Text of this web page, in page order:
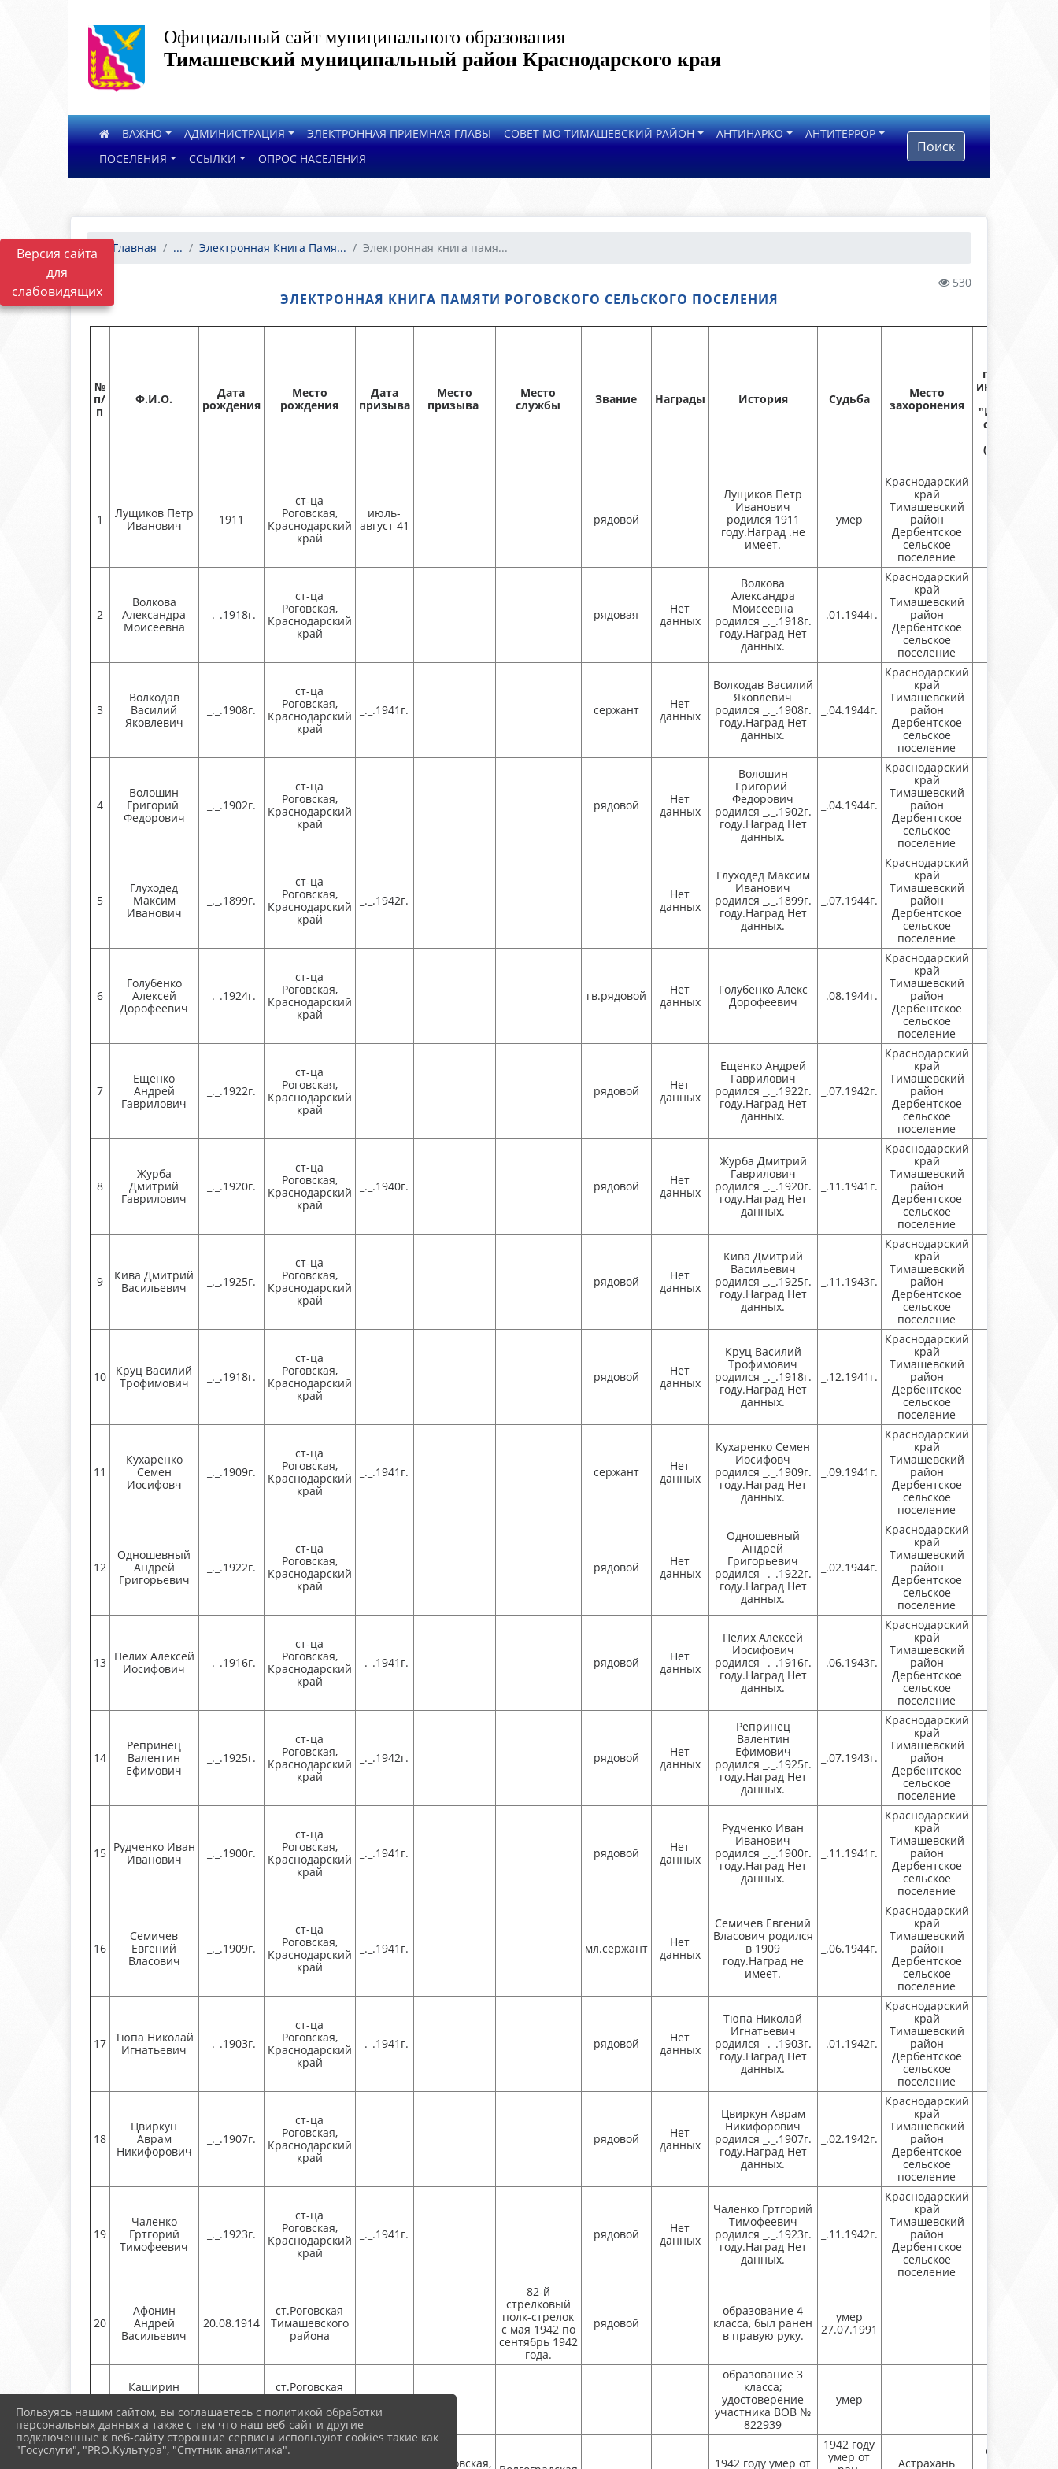
Версия сайта
для
слабовидящих
Официальный сайт муниципального образования
Тимашевский муниципальный район Краснодарского края
ВАЖНО АДМИНИСТРАЦИЯ ЭЛЕКТРОННАЯ ПРИЕМНАЯ ГЛАВЫ СОВЕТ МО ТИМАШЕВСКИЙ РАЙОН АНТИНАРКО
АНТИТЕРРОР
ПОСЕЛЕНИЯ
ССЫЛКИ ОПРОС НАСЕЛЕНИЯ
Поиск
Главная ... Электронная Книга Памя... Электронная книга памя...
530
ЭЛЕКТРОННАЯ КНИГА ПАМЯТИ РОГОВСКОГО СЕЛЬСКОГО ПОСЕЛЕНИЯ
№
п/
п
Ф.И.О.
Дата
рождения
Место
рождения
Дата
призыва
Место
призыва
Место
службы
Звание Награды История Судьба
Место
захоронения
сервис
(https://
1
Лущиков Петр
Иванович
1911
ст-ца
Роговская,
Краснодарский
край
июль-
август 41
рядовой
Лущиков Петр
Иванович
родился 1911
году.Наград .не
имеет.
умер
Краснодарский
край
Тимашевский
район
Дербентское
сельское
поселение
2
Волкова
Александра
Моисеевна
_._.1918г.
ст-ца
Роговская,
Краснодарский
край
рядовая
Нет
данных
Волкова
Александра
Моисеевна
родился _._.1918г.
году.Наград Нет
данных.
_.01.1944г.
Краснодарский
край
Тимашевский
район
Дербентское
сельское
поселение
3
Волкодав
Василий
Яковлевич
_._.1908г.
ст-ца
Роговская,
Краснодарский
край
_._.1941г. сержант
Нет
данных
Волкодав Василий
Яковлевич
родился _._.1908г.
году.Наград Нет
данных.
_.04.1944г.
Краснодарский
край
Тимашевский
район
Дербентское
сельское
поселение
4
Волошин
Григорий
Федорович
_._.1902г.
ст-ца
Роговская,
Краснодарский
край
рядовой
Нет
данных
Волошин
Григорий
Федорович
родился _._.1902г.
году.Наград Нет
данных.
_.04.1944г.
Краснодарский
край
Тимашевский
район
Дербентское
сельское
поселение
5
Глуходед
Максим
Иванович
_._.1899г.
ст-ца
Роговская,
Краснодарский
край
_._.1942г.
Нет
данных
Глуходед Максим
Иванович
родился _._.1899г.
году.Наград Нет
данных.
_.07.1944г.
Краснодарский
край
Тимашевский
район
Дербентское
сельское
поселение
6
Голубенко
Алексей
Дорофеевич
_._.1924г.
ст-ца
Роговская,
Краснодарский
край
гв.рядовой
Нет
данных
Голубенко Алекс
Дорофеевич
_.08.1944г.
Краснодарский
край
Тимашевский
район
Дербентское
сельское
поселение
7
Ещенко
Андрей
Гаврилович
_._.1922г.
ст-ца
Роговская,
Краснодарский
край
рядовой
Нет
данных
Ещенко Андрей
Гаврилович
родился _._.1922г.
году.Наград Нет
данных.
_.07.1942г.
Краснодарский
край
Тимашевский
район
Дербентское
сельское
поселение
8
Журба
Дмитрий
Гаврилович
_._.1920г.
ст-ца
Роговская,
Краснодарский
край
_._.1940г. рядовой
Нет
данных
Журба Дмитрий
Гаврилович
родился _._.1920г.
году.Наград Нет
данных.
_.11.1941г.
Краснодарский
край
Тимашевский
район
Дербентское
сельское
поселение
9
Кива Дмитрий
Васильевич
_._.1925г.
ст-ца
Роговская,
Краснодарский
край
рядовой
Нет
данных
Кива Дмитрий
Васильевич
родился _._.1925г.
году.Наград Нет
данных.
_.11.1943г.
Краснодарский
край
Тимашевский
район
Дербентское
сельское
поселение
10
Круц Василий
Трофимович
_._.1918г.
ст-ца
Роговская,
Краснодарский
край
рядовой
Нет
данных
Круц Василий
Трофимович
родился _._.1918г.
году.Наград Нет
данных.
_.12.1941г.
Краснодарский
край
Тимашевский
район
Дербентское
сельское
поселение
11
Кухаренко
Семен
Иосифовч
_._.1909г.
ст-ца
Роговская,
Краснодарский
край
_._.1941г. сержант
Нет
данных
Кухаренко Семен
Иосифовч
родился _._.1909г.
году.Наград Нет
данных.
_.09.1941г.
Краснодарский
край
Тимашевский
район
Дербентское
сельское
поселение
12
Одношевный
Андрей
Григорьевич
_._.1922г.
ст-ца
Роговская,
Краснодарский
край
рядовой
Нет
данных
Одношевный
Андрей
Григорьевич
родился _._.1922г.
году.Наград Нет
данных.
_.02.1944г.
Краснодарский
край
Тимашевский
район
Дербентское
сельское
поселение
13 Пелих Алексей
Иосифович
_._.1916г.
ст-ца
Роговская,
Краснодарский
край
_._.1941г. рядовой
Нет
данных
Пелих Алексей
Иосифович
родился _._.1916г.
году.Наград Нет
данных.
_.06.1943г.
Краснодарский
край
Тимашевский
район
Дербентское
сельское
поселение
14
Репринец
Валентин
Ефимович
_._.1925г.
ст-ца
Роговская,
Краснодарский
край
_._.1942г. рядовой
Нет
данных
Репринец
Валентин
Ефимович
родился _._.1925г.
году.Наград Нет
данных.
_.07.1943г.
Краснодарский
край
Тимашевский
район
Дербентское
сельское
поселение
15 Рудченко Иван
Иванович
_._.1900г.
ст-ца
Роговская,
Краснодарский
край
_._.1941г. рядовой
Нет
данных
Рудченко Иван
Иванович
родился _._.1900г.
году.Наград Нет
данных.
_.11.1941г.
Краснодарский
край
Тимашевский
район
Дербентское
сельское
поселение
16
Семичев
Евгений
Власович
_._.1909г.
ст-ца
Роговская,
Краснодарский
край
_._.1941г. мл.сержант
Нет
данных
Семичев Евгений
Власович родился
в 1909
году.Наград не
имеет.
_.06.1944г.
Краснодарский
край
Тимашевский
район
Дербентское
сельское
поселение
17 Тюпа Николай
Игнатьевич
_._.1903г.
ст-ца
Роговская,
Краснодарский
край
_._.1941г. рядовой
Нет
данных
Тюпа Николай
Игнатьевич
родился _._.1903г.
году.Наград Нет
данных.
_.01.1942г.
Краснодарский
край
Тимашевский
район
Дербентское
сельское
поселение
18
Цвиркун
Аврам
Никифорович
_._.1907г.
ст-ца
Роговская,
Краснодарский
край
рядовой
Нет
данных
Цвиркун Аврам
Никифорович
родился _._.1907г.
году.Наград Нет
данных.
_.02.1942г.
Краснодарский
край
Тимашевский
район
Дербентское
сельское
поселение
19
Чаленко
Гртгорий
Тимофеевич
_._.1923г.
ст-ца
Роговская,
Краснодарский
край
_._.1941г. рядовой
Нет
данных
Чаленко Гртгорий
Тимофеевич
родился _._.1923г.
году.Наград Нет
данных.
_.11.1942г.
Краснодарский
край
Тимашевский
район
Дербентское
сельское
поселение
20
Афонин
Андрей
Васильевич
20.08.1914
ст.Роговская
Тимашевского
района
82-й
стрелковый
полк-стрелок
с мая 1942 по
сентябрь 1942
года.
рядовой
образование 4
класса, был ранен
в правую руку.
умер
27.07.1991
21
Каширин
Сергей
Илларионович
07.11.1907
ст.Роговская
Тимашевского
района
образование 3
класса;
удостоверение
участника ВОВ №
822939
умер
ст. Роговская,
1942 году умер от
1942 году
умер от
Астрахань
есть,
Пользуясь нашим сайтом, вы соглашаетесь с политикой обработки
персональных данных а также с тем что наш веб-сайт и другие
подключенные к веб-сайту сторонние сервисы используют cookies такие как
"Госуслуги", "PRO.Культура", "Спутник аналитика".